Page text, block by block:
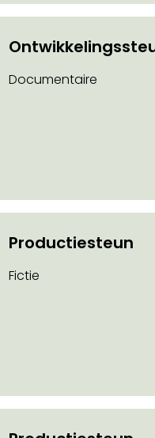
Documentaire
Productiesteun
Fictie